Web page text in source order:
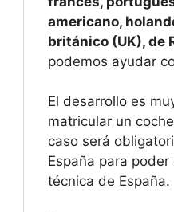
americano,
británico (UK), de
podemos ayudar
El desarrollo es
matricular un
caso será
España para
técnica de España.